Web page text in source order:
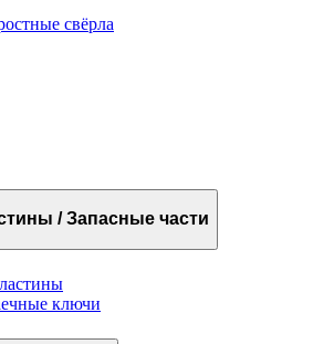
свёрла
/ Запасные части
ключи